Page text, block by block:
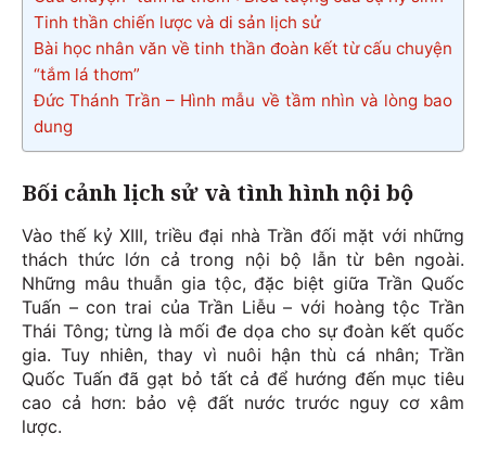
Tinh thần chiến lược và di sản lịch sử
Bài học nhân văn về tinh thần đoàn kết từ cấu chuyện
“tắm lá thơm”
Đức Thánh Trần – Hình mẫu về tầm nhìn và lòng bao
dung
Bối cảnh lịch sử và tình hình nội bộ
Vào thế kỷ XIII, triều đại nhà Trần đối mặt với những
thách thức lớn cả trong nội bộ lẫn từ bên ngoài.
Những mâu thuẫn gia tộc, đặc biệt giữa Trần Quốc
Tuấn – con trai của Trần Liễu – với hoàng tộc Trần
Thái Tông; từng là mối đe dọa cho sự đoàn kết quốc
gia. Tuy nhiên, thay vì nuôi hận thù cá nhân; Trần
Quốc Tuấn đã gạt bỏ tất cả để hướng đến mục tiêu
cao cả hơn: bảo vệ đất nước trước nguy cơ xâm
lược.